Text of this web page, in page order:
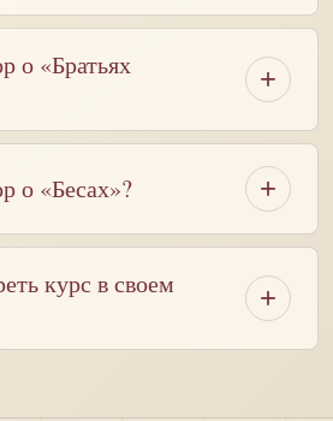
о «Братьях
о «Бесах»?
курс в своем